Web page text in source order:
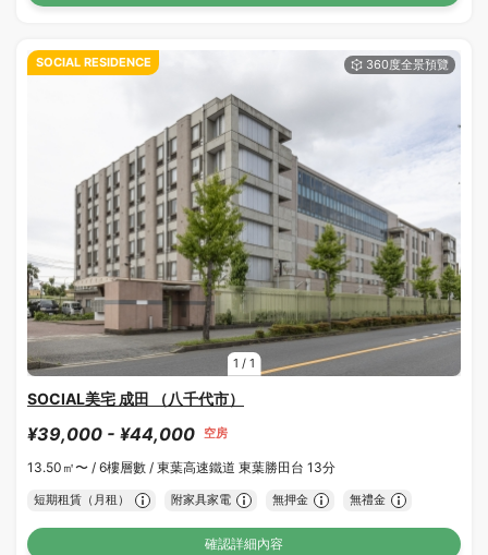
1 / 1
SOCIAL RESIDENCE
SOCIAL美宅 成田 （八千代市）
¥39,000 - ¥44,000 空房
13.50㎡〜 / 6樓層數 / 東葉高速鐵道 東葉勝田台 13分
短期租賃（月租） 附家具家電 無押金 無禮金
確認詳細內容